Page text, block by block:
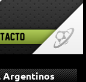
Argentinos